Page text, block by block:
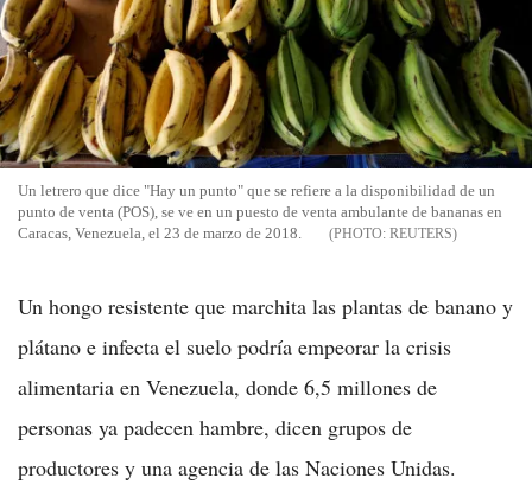
Un letrero que dice "Hay un punto" que se refiere a la disponibilidad de un
punto de venta (POS), se ve en un puesto de venta ambulante de bananas en
Caracas, Venezuela, el 23 de marzo de 2018.
REUTERS
Un hongo resistente que marchita las plantas de banano y
plátano e infecta el suelo podría empeorar la crisis
alimentaria en Venezuela, donde 6,5 millones de
personas ya padecen hambre, dicen grupos de
productores y una agencia de las Naciones Unidas.